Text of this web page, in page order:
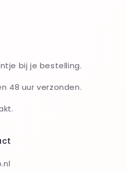
bij je bestelling.
48 uur verzonden.